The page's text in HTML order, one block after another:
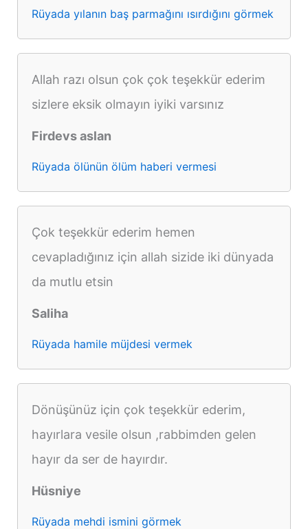
Rüyada yılanın baş parmağını ısırdığını görmek
Allah razı olsun çok çok teşekkür ederim
sizlere eksik olmayın iyiki varsınız
Firdevs aslan
Rüyada ölünün ölüm haberi vermesi
Çok teşekkür ederim hemen
cevapladığınız için allah sizide iki dünyada
da mutlu etsin
Saliha
Rüyada hamile müjdesi vermek
Dönüşünüz için çok teşekkür ederim,
hayırlara vesile olsun ,rabbimden gelen
hayır da ser de hayırdır.
Hüsniye
Rüyada mehdi ismini görmek